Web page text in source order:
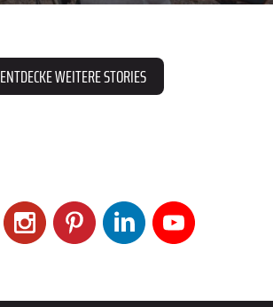
ENTDECKE WEITERE STORIES